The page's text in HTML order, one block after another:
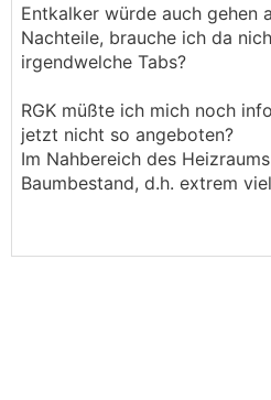
Entkalker würde auch gehen
Nachteile, brauche ich da
irgendwelche Tabs?
RGK müßte ich mich noch
jetzt nicht so angeboten?
Im Nahbereich des
Baumbestand, d.h. extrem